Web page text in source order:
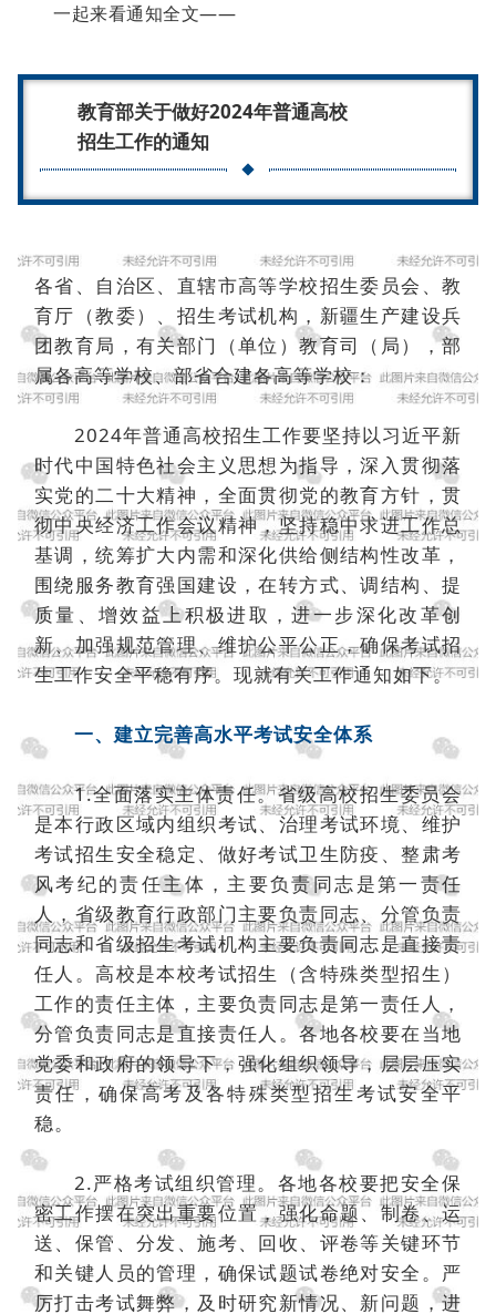
一起来看通知全文——
教育部关于做好2024年普通高校
招生工作的通知
各省、自治区、直辖市高等学校招生委员会、教
育厅（教委）、招生考试机构，新疆生产建设兵
团教育局，有关部门（单位）教育司（局），部
属各高等学校、部省合建各高等学校：
2024年普通高校招生工作要坚持以习近平新
时代中国特色社会主义思想为指导，深入贯彻落
实党的二十大精神，全面贯彻党的教育方针，贯
彻中央经济工作会议精神，坚持稳中求进工作总
基调，统筹扩大内需和深化供给侧结构性改革，
围绕服务教育强国建设，在转方式、调结构、提
质量、增效益上积极进取，进一步深化改革创
新、加强规范管理、维护公平公正，确保考试招
生工作安全平稳有序。现就有关工作通知如下。
一、建立完善高水平考试安全体系
1.全面落实主体责任。省级高校招生委员会
是本行政区域内组织考试、治理考试环境、维护
考试招生安全稳定、做好考试卫生防疫、整肃考
风考纪的责任主体，主要负责同志是第一责任
人，省级教育行政部门主要负责同志、分管负责
同志和省级招生考试机构主要负责同志是直接责
任人。高校是本校考试招生（含特殊类型招生）
工作的责任主体，主要负责同志是第一责任人，
分管负责同志是直接责任人。各地各校要在当地
党委和政府的领导下，强化组织领导，层层压实
责任，确保高考及各特殊类型招生考试安全平
稳。
2.严格考试组织管理。各地各校要把安全保
密工作摆在突出重要位置，强化命题、制卷、运
送、保管、分发、施考、回收、评卷等关键环节
和关键人员的管理，确保试题试卷绝对安全。严
厉打击考试舞弊，及时研究新情况、新问题，进